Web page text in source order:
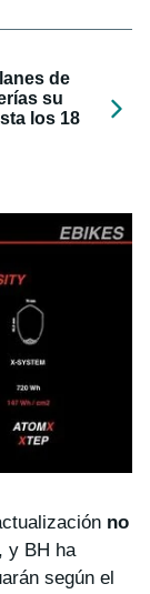
de
su
los 18
no
, y BH ha
según el